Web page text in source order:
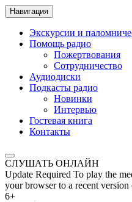
Навигация
Экскурсии и
Помощь радио
Пожертвования
Сотрудничество
Аудиодиски
Подкасты радио
Новинки
Интервью
Гостевая книга
Контакты
СЛУШАТЬ ОНЛАЙН
Update Required To play the
your browser to a recent
6+